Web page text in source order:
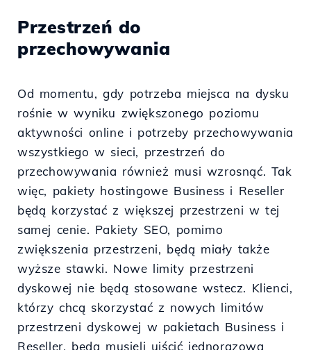
Przestrzeń do
przechowywania
Od momentu, gdy potrzeba miejsca na dysku
rośnie w wyniku zwiększonego poziomu
aktywności online i potrzeby przechowywania
wszystkiego w sieci, przestrzeń do
przechowywania również musi wzrosnąć. Tak
więc, pakiety hostingowe Business i Reseller
będą korzystać z większej przestrzeni w tej
samej cenie. Pakiety SEO, pomimo
zwiększenia przestrzeni, będą miały także
wyższe stawki. Nowe limity przestrzeni
dyskowej nie będą stosowane wstecz. Klienci,
którzy chcą skorzystać z nowych limitów
przestrzeni dyskowej w pakietach Business i
Reseller, będą musieli uiścić jednorazową